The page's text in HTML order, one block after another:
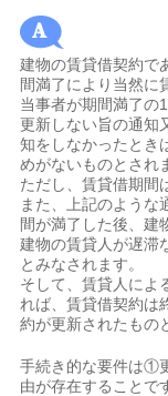
建物の賃貸借契約で
間満了により当然に
当事者が期間満了の
更新しない旨の通知
知をしなかったとき
めがないものとされ
ただし、賃貸借期間
また、上記のような
間が満了した後、建
建物の賃貸人が遅滞
とみなされます。
そして、賃貸人によ
れば、賃貸借契約は
約が更新されたもの
手続き的な要件は①
由が存在することで